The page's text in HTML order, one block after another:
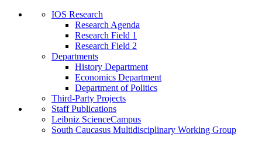
IOS Research
Research Agenda
Research Field 1
Research Field 2
Departments
History Department
Economics Department
Department of Politics
Third-Party Projects
Staff Publications
Leibniz ScienceCampus
South Caucasus Multidisciplinary Working Group